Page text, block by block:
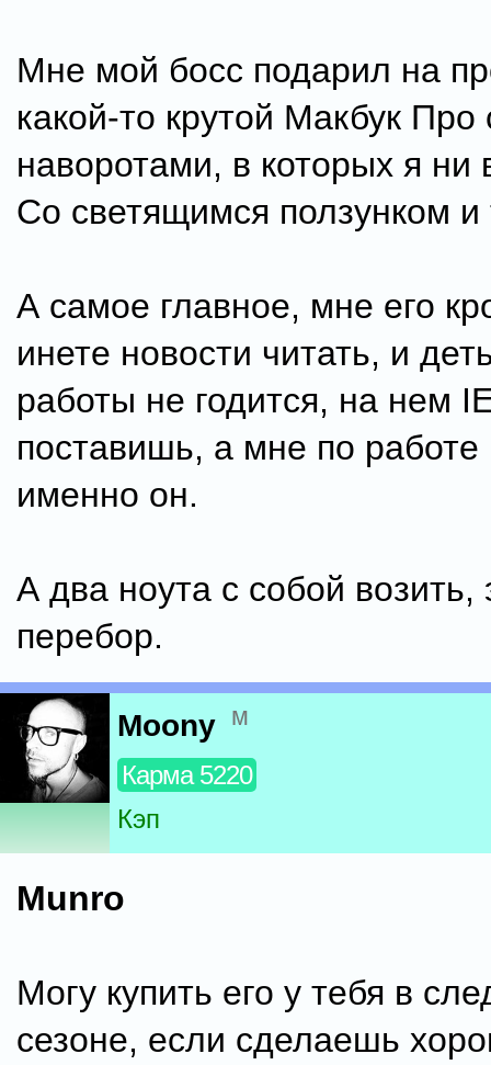
Мне мой босс подарил на
какой-то крутой Макбук Про
наворотами, в которых я ни
Со светящимся ползунком и
А самое главное, мне его
инете новости читать, и
работы не годится, на нем
поставишь, а мне по работе
именно он.
А два ноута с собой возить,
перебор.
Moony м
Карма 5220
Кэп
Munro
Могу купить его у тебя в
сезоне, если сделаешь